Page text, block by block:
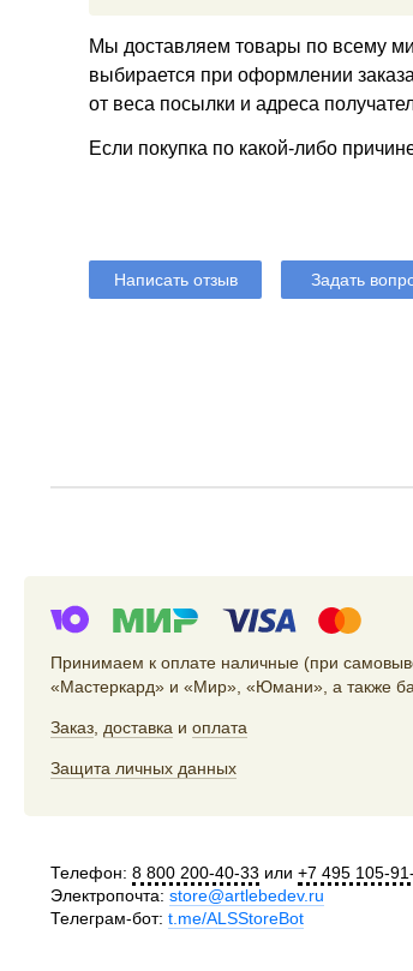
Мы доставляем товары по всему
выбирается при оформлении
от веса посылки и адреса
Если покупка по какой-либо
Написать отзыв Задать
Принимаем к оплате наличные (при
«Мастеркард» и «Мир», «Юмани», а также
Заказ доставка и оплата
Защита личных данных
Телефон: 8 800 200-40-33 или +7 495 105-
Электропочта: store@artlebedev.ru
Телеграм-бот: t.me/ALSStoreBot